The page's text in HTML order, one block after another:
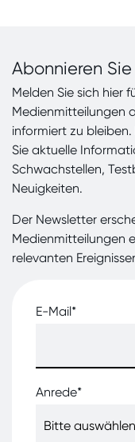
Abonnieren
Melden Sie sich hier
Medienmitteilungen
informiert zu
Sie aktuelle
Schwachstellen,
Neuigkeiten.
Der Newsletter
Medienmitteilungen
relevanten
E-Mail*
Anrede*